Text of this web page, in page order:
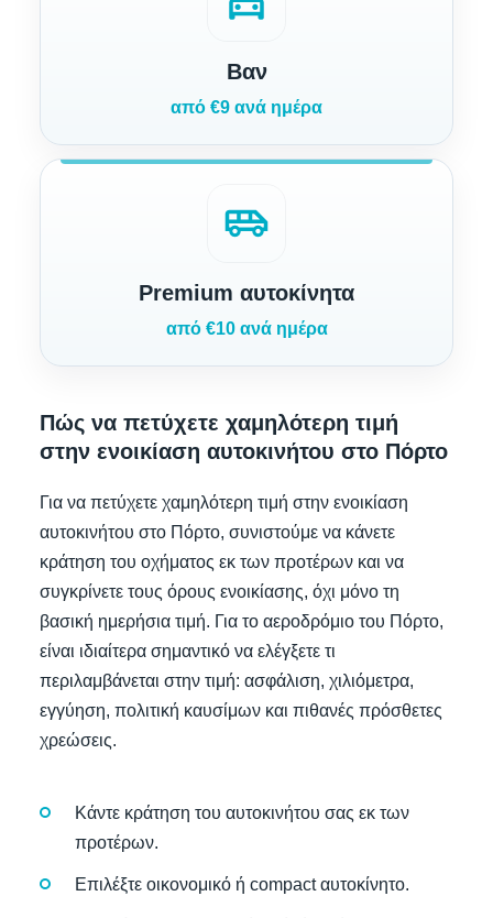
Βαν
από €9 ανά ημέρα
airport_shuttle
Premium αυτοκίνητα
από €10 ανά ημέρα
Πώς να πετύχετε χαμηλότερη τιμή
στην ενοικίαση αυτοκινήτου στο Πόρτο
Για να πετύχετε χαμηλότερη τιμή στην ενοικίαση
αυτοκινήτου στο Πόρτο, συνιστούμε να κάνετε
κράτηση του οχήματος εκ των προτέρων και να
συγκρίνετε τους όρους ενοικίασης, όχι μόνο τη
βασική ημερήσια τιμή. Για το αεροδρόμιο του Πόρτο,
είναι ιδιαίτερα σημαντικό να ελέγξετε τι
περιλαμβάνεται στην τιμή: ασφάλιση, χιλιόμετρα,
εγγύηση, πολιτική καυσίμων και πιθανές πρόσθετες
χρεώσεις.
Κάντε κράτηση του αυτοκινήτου σας εκ των
προτέρων.
Επιλέξτε οικονομικό ή compact αυτοκίνητο.